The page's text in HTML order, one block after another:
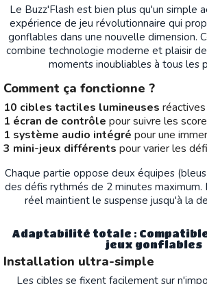
Le Buzz'Flash est bien plus qu'un simple
expérience de jeu révolutionnaire qui
gonflables dans une nouvelle dimension.
combine technologie moderne et plaisir
moments inoubliables à tous les
Comment ça fonctionne ?
10 cibles tactiles lumineuses
1 écran de contrôle pour suivre les
1 système audio intégré pour une
3 mini-jeux différents pour varier les
Chaque partie oppose deux équipes
des défis rythmés de 2 minutes
réel maintient le suspense jusqu'à la
Adaptabilité totale :
jeux gonflables
Installation ultra-simple
Les cibles se fixent facilement sur